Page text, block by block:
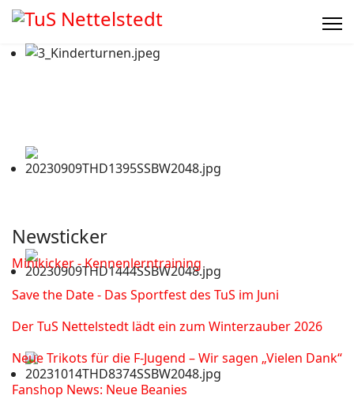
Newsticker
Minikicker - Kennenlerntraining
Save the Date - Das Sportfest des TuS im Juni
Der TuS Nettelstedt lädt ein zum Winterzauber 2026
Neue Trikots für die F-Jugend – Wir sagen „Vielen Dank“
Fanshop News: Neue Beanies